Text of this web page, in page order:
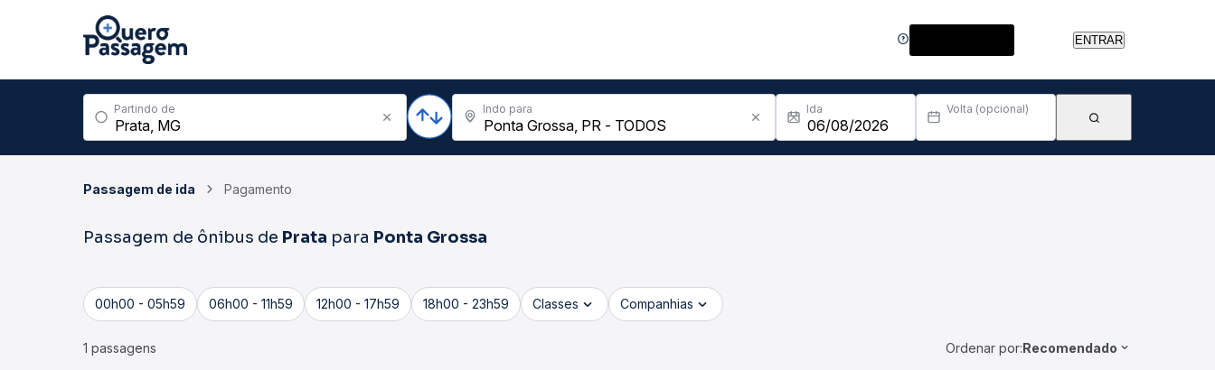
ENTRAR
Partindo de Indo para Ida Volta (opcional)
Passagem de ida Pagamento
Passagem de ônibus de Prata para Ponta Grossa
00h00 - 05h59 06h00 - 11h59 12h00 - 17h59 18h00 - 23h59 Classes Companhias
1 passagens Ordenar por:Recomendado